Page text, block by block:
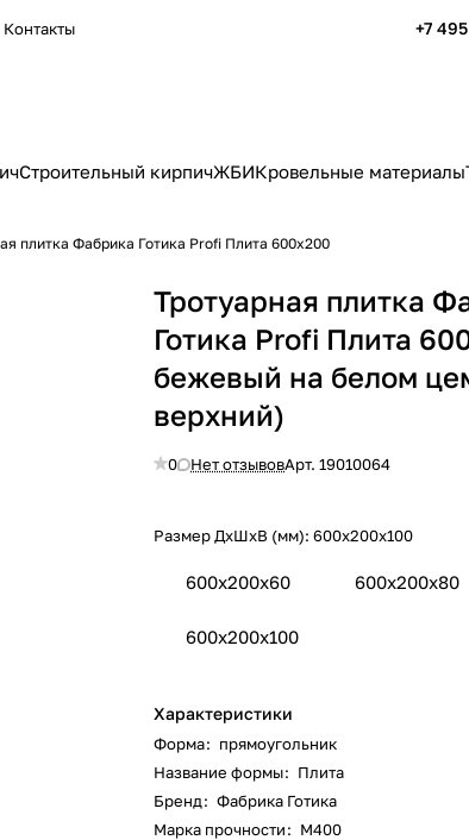
Контакты +7
Строительный кирпичЖБИКровельные материалы
плитка Фабрика Готика Profi Плита 600x200
Тротуарная плитка
Готика Profi Плита
бежевый на белом
верхний)
0 Нет отзывовАрт.19010064
Размер ДхШхВ (мм):600x200x100
600x200x60 600x200x80
600x200x100
Характеристики
Форма: прямоугольник
Название формы: Плита
Бренд: Фабрика Готика
Марка прочности: М400